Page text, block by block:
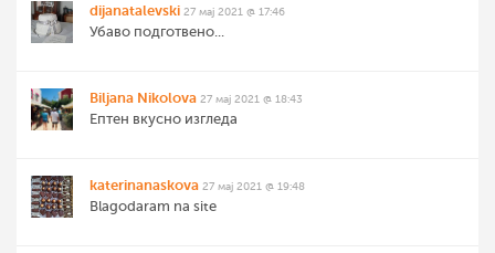
dijanatalevski 27 мај 2021 @ 17:46
Убаво подготвено...
Biljana Nikolova 27 мај 2021 @ 18:43
Ептен вкусно изгледа
katerinanaskova 27 мај 2021 @ 19:48
Blagodaram na site